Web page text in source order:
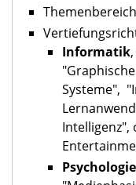
Informatik
Systeme",
Intelligenz",
Psychologie